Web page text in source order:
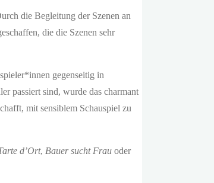
die Begleitung der Szenen an
die die Szenen sehr
gegenseitig in
passiert sind, wurde das charmant
mit sensiblem Schauspiel zu
d’Ort, Bauer sucht Frau oder